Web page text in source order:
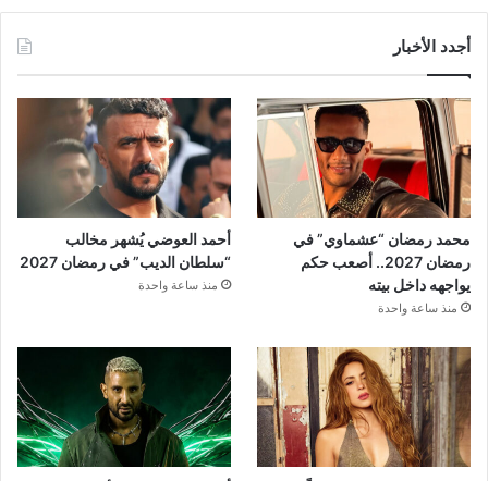
أجدد الأخبار
محمد رمضان “عشماوي” في
رمضان 2027.. أصعب حكم
يواجهه داخل بيته
منذ ساعة واحدة
أحمد العوضي يُشهر مخالب
“سلطان الديب” في رمضان 2027
منذ ساعة واحدة